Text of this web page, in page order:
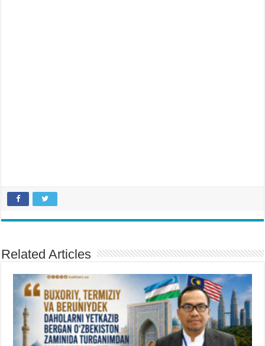
Related Articles